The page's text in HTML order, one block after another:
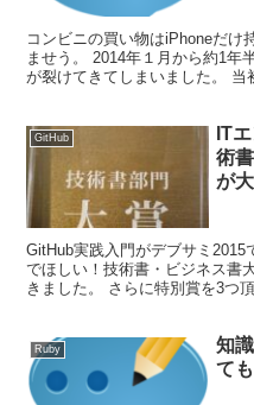
コンビニの買い物はiPhoneだけ
ませう。 2014年１月から約1年
が裂けてきてしまいました。
GitHub
IT
術
が
GitHub実践入門がデブサミ
でほしい！技術書・ビジネス書
きました。 さらに特別賞を3つ
Ruby
知
て